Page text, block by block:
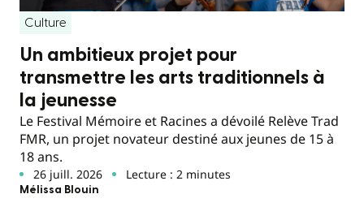
Culture
Un ambitieux projet pour
transmettre les arts traditionnels à
la jeunesse
Le Festival Mémoire et Racines a dévoilé Relève Trad
FMR, un projet novateur destiné aux jeunes de 15 à
18 ans.
26 juill. 2026 Lecture : 2 minutes
Mélissa Blouin